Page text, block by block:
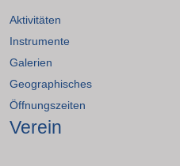
Aktivitäten
Instrumente
Galerien
Geographisches
Öffnungszeiten
Verein